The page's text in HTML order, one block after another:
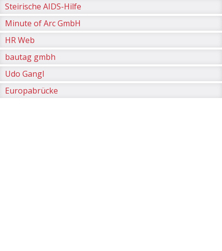
Steirische AIDS-Hilfe
Minute of Arc GmbH
HR Web
bautag gmbh
Udo Gangl
Europabrücke